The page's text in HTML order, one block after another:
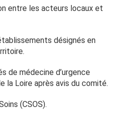
entre les acteurs locaux et
désignés en
de médecine d’urgence
la Loire après avis du comité.
(CSOS).